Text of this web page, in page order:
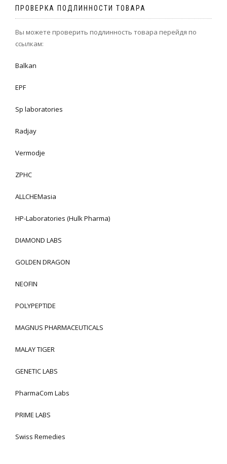
ПРОВЕРКА ПОДЛИННОСТИ ТОВАРА
Вы можете проверить подлинность товара перейдя по
ссылкам:
Balkan
EPF
Sp laboratories
Radjay
Vermodje
ZPHC
ALLCHEMasia
HP-Laboratories (Hulk Pharma)
DIAMOND LABS
GOLDEN DRAGON
NEOFIN
POLYPEPTIDE
MAGNUS PHARMACEUTICALS
MALAY TIGER
GENETIC LABS
PharmaCom Labs
PRIME LABS
Swiss Remedies